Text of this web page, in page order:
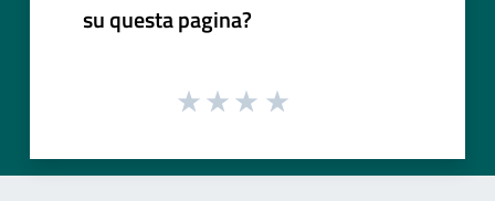
su questa pagina?